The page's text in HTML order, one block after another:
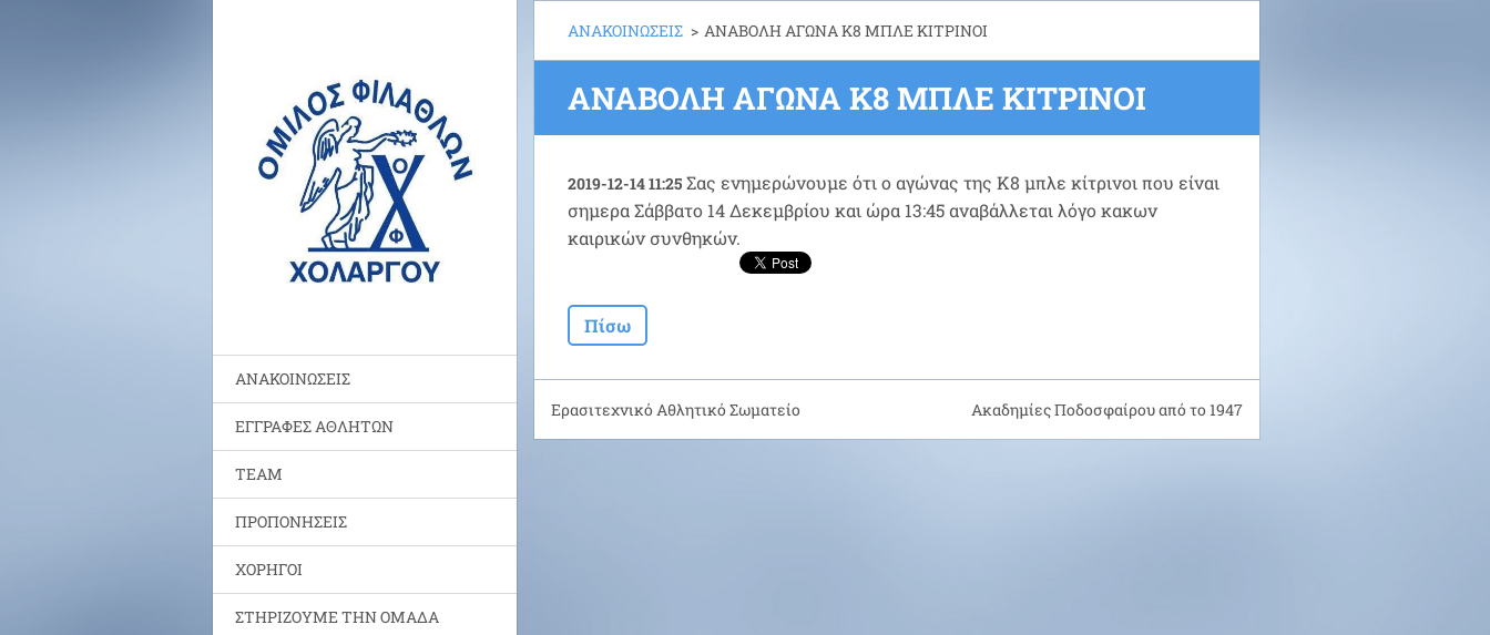
ΑΝΑΚΟΙΝΩΣΕΙΣ
ΕΓΓΡΑΦΕΣ ΑΘΛΗΤΩΝ
TEAM
ΠΡΟΠΟΝΗΣΕΙΣ
ΧΟΡΗΓΟΙ
ΣΤΗΡΙΖΟΥΜΕ ΤΗΝ ΟΜΑΔΑ
ΑΝΑΚΟΙΝΩΣΕΙΣ > ΑΝΑΒΟΛΗ ΑΓΩΝΑ Κ8 ΜΠΛΕ ΚΙΤΡΙΝΟΙ
ΑΝΑΒΟΛΗ ΑΓΩΝΑ Κ8 ΜΠΛΕ ΚΙΤΡΙΝΟΙ
2019-12-14 11:25 Σας ενημερώνουμε ότι ο αγώνας της Κ8 μπλε κίτρινοι που είναι
σημερα Σάββατο 14 Δεκεμβρίου και ώρα 13:45 αναβάλλεται λόγο κακων
καιρικών συνθηκών.
Πίσω
Ερασιτεχνικό Αθλητικό Σωματείο Ακαδημίες Ποδοσφαίρου από το 1947